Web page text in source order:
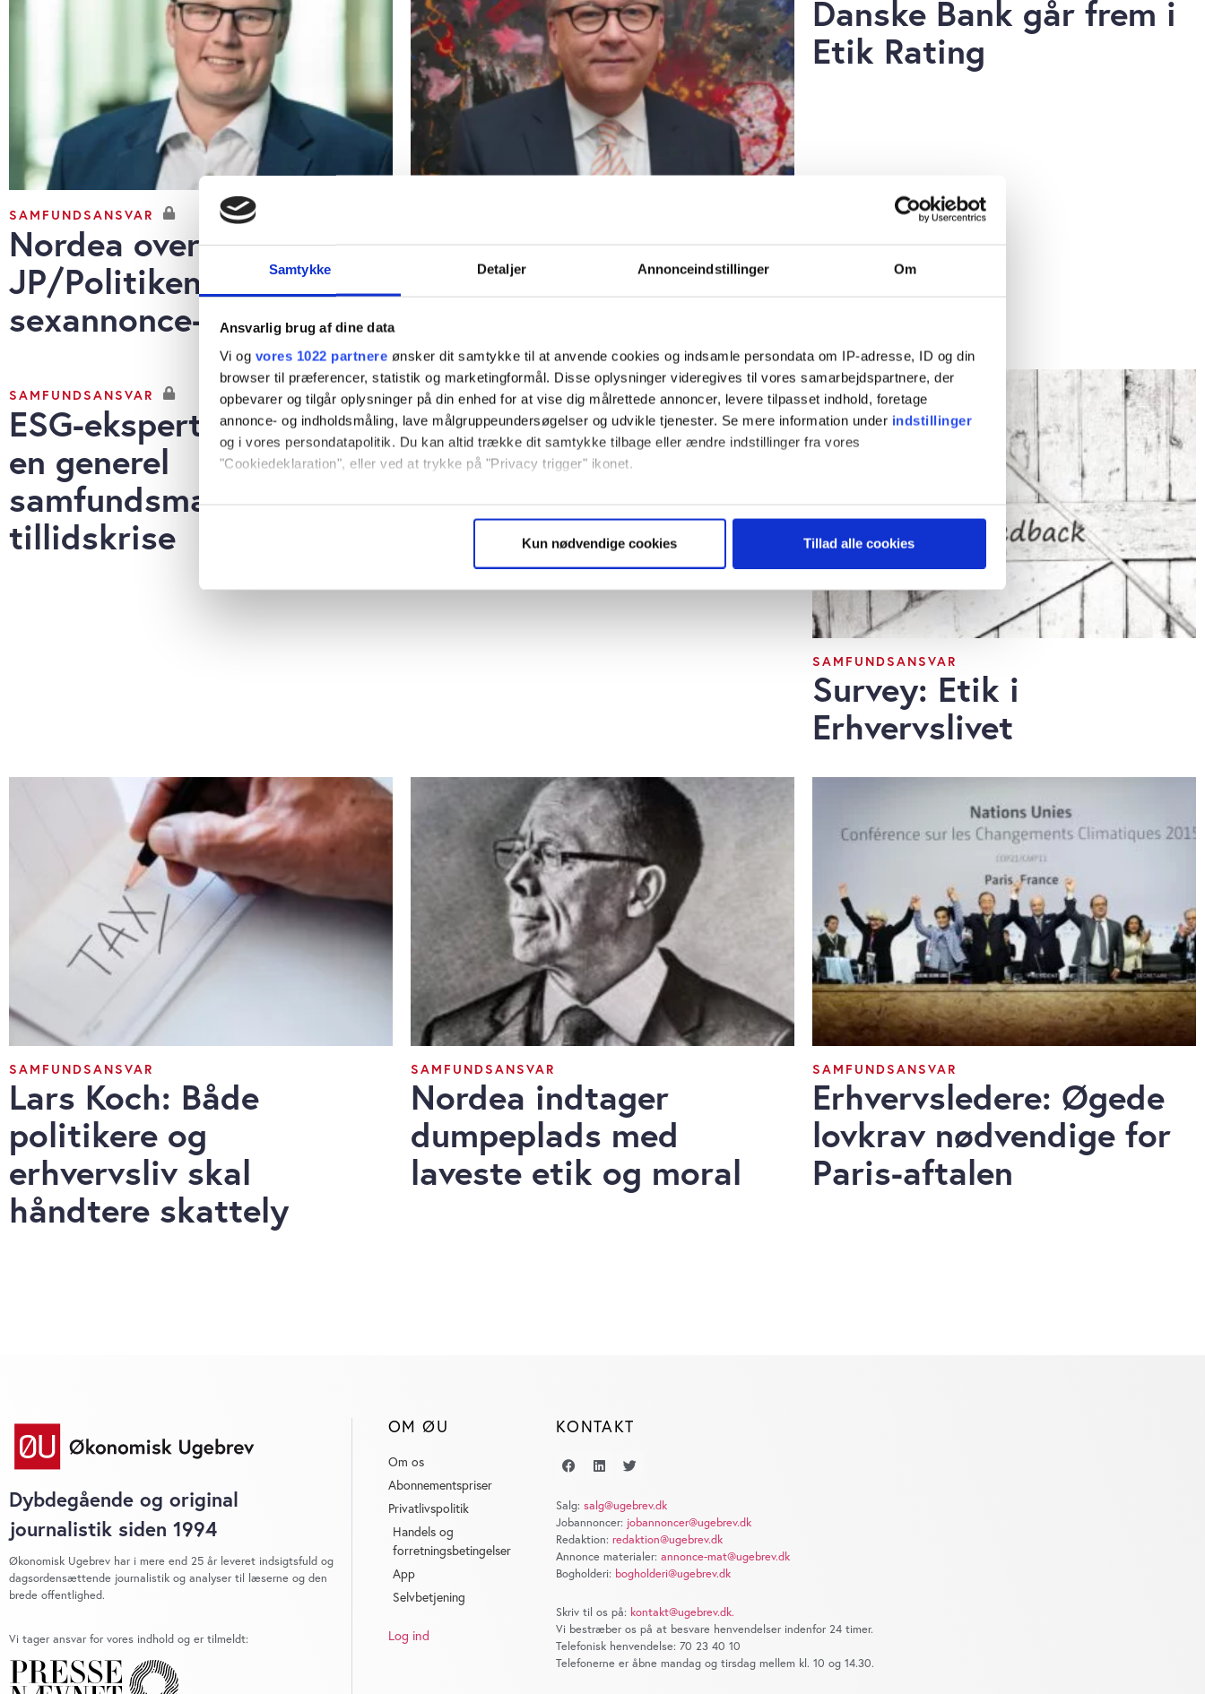
Samtykke Detaljer Annonceindstillinger Om
Ansvarlig brug af dine data
Vi og vores 1022 partnere ønsker dit samtykke til at anvende cookies og indsamle persondata om IP-adresse, ID og din
browser til præferencer, statistik og marketingformål. Disse oplysninger videregives til vores samarbejdspartnere, der
opbevarer og tilgår oplysninger på din enhed for at vise dig målrettede annoncer, levere tilpasset indhold, foretage
annonce- og indholdsmåling, lave målgruppeundersøgelser og udvikle tjenester. Se mere information under indstillinger
og i vores persondatapolitik. Du kan altid trække dit samtykke tilbage eller ændre indstillinger fra vores
"Cookiedeklaration", eller ved at trykke på "Privacy trigger" ikonet.
Hvis du tillader det, vil vi også gerne:
Identificere din enhed baseret på en scanning af dens unikke karakteristika (fingerprinting)
Vi bruger cookies til at tilpasse vores indhold og annoncer, til at vise dig funktioner til sociale medier og til at analysere
vores trafik. Vi deler også oplysninger om din brug af vores website med vores partnere inden for sociale medier,
annonceringspartnere og analysepartnere. Vores partnere kan kombinere disse data med andre oplysninger, du har givet
dem, eller som de har indsamlet fra din brug af deres tjenester. Du samtykker til vores cookies, hvis du fortsætter med at
Kun nødvendige cookies Tillad alle cookies
SAMFUNDSANSVAR
Nordea overvejer
JP/Politikens
sexannonce-forretning
Moraløkonomien
stærkt på vej i dansk
Danske Bank går frem i
Etik Rating
SAMFUNDSANSVAR
ESG-ekspert: Det ligner
en generel
samfundsmæssig
tillidskrise
SAMFUNDSANSVAR
Banker dumper ikke
kun i moral på grund af
”sager”
SAMFUNDSANSVAR
Survey: Etik i
Erhvervslivet
SAMFUNDSANSVAR
Lars Koch: Både
politikere og
erhvervsliv skal
håndtere skattely
SAMFUNDSANSVAR
Nordea indtager
dumpeplads med
laveste etik og moral
SAMFUNDSANSVAR
Erhvervsledere: Øgede
lovkrav nødvendige for
Paris-aftalen
Dybdegående og original
journalistik siden 1994
Økonomisk Ugebrev har i mere end 25 år leveret indsigtsfuld og
dagsordensættende journalistik og analyser til læserne og den
brede offentlighed.
Vi tager ansvar for vores indhold og er tilmeldt:
OM ØU
Om os
Abonnementspriser
Privatlivspolitik
Handels og
forretningsbetingelser
App
Selvbetjening
Log ind
KONTAKT
Salg: salg@ugebrev.dk
Jobannoncer: jobannoncer@ugebrev.dk
Redaktion: redaktion@ugebrev.dk
Annonce materialer: annonce-mat@ugebrev.dk
Bogholderi: bogholderi@ugebrev.dk
Skriv til os på: kontakt@ugebrev.dk.
Vi bestræber os på at besvare henvendelser indenfor 24 timer.
Telefonisk henvendelse: 70 23 40 10
Telefonerne er åbne mandag og tirsdag mellem kl. 10 og 14.30.